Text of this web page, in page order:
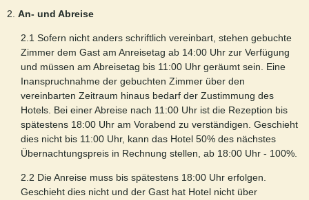
2. An- und Abreise
2.1 Sofern nicht anders schriftlich vereinbart, stehen gebuchte
Zimmer dem Gast am Anreisetag ab 14:00 Uhr zur Verfügung
und müssen am Abreisetag bis 11:00 Uhr geräumt sein. Eine
Inanspruchnahme der gebuchten Zimmer über den
vereinbarten Zeitraum hinaus bedarf der Zustimmung des
Hotels. Bei einer Abreise nach 11:00 Uhr ist die Rezeption bis
spätestens 18:00 Uhr am Vorabend zu verständigen. Geschieht
dies nicht bis 11:00 Uhr, kann das Hotel 50% des nächstes
Übernachtungspreis in Rechnung stellen, ab 18:00 Uhr - 100%.
2.2 Die Anreise muss bis spätestens 18:00 Uhr erfolgen.
Geschieht dies nicht und der Gast hat Hotel nicht über